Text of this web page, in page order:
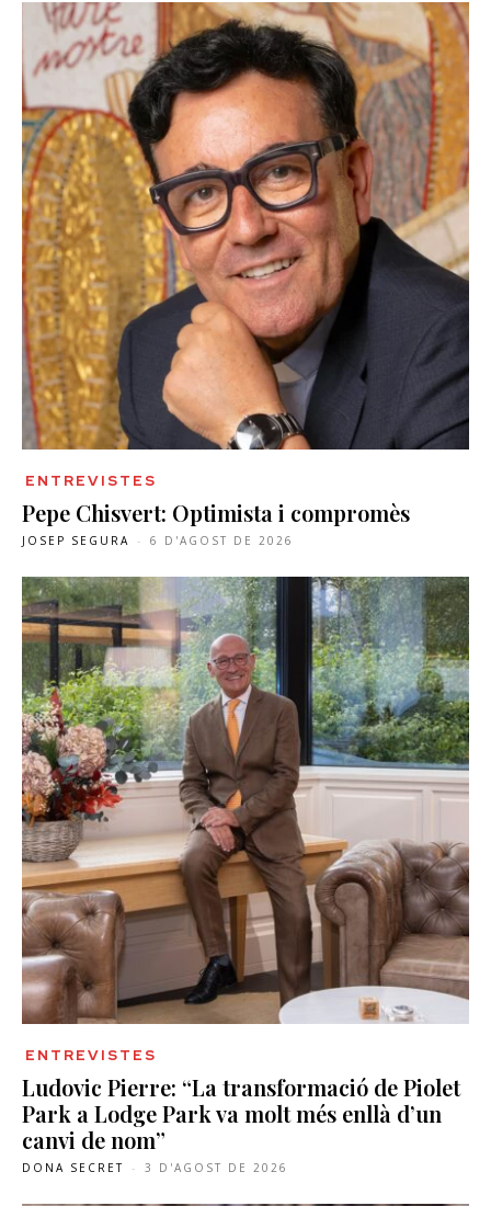
ENTREVISTES
Pepe Chisvert: Optimista i compromès
JOSEP SEGURA - 6 D'AGOST DE 2026
ENTREVISTES
Ludovic Pierre: “La transformació de Piolet
Park a Lodge Park va molt més enllà d’un
canvi de nom”
DONA SECRET - 3 D'AGOST DE 2026